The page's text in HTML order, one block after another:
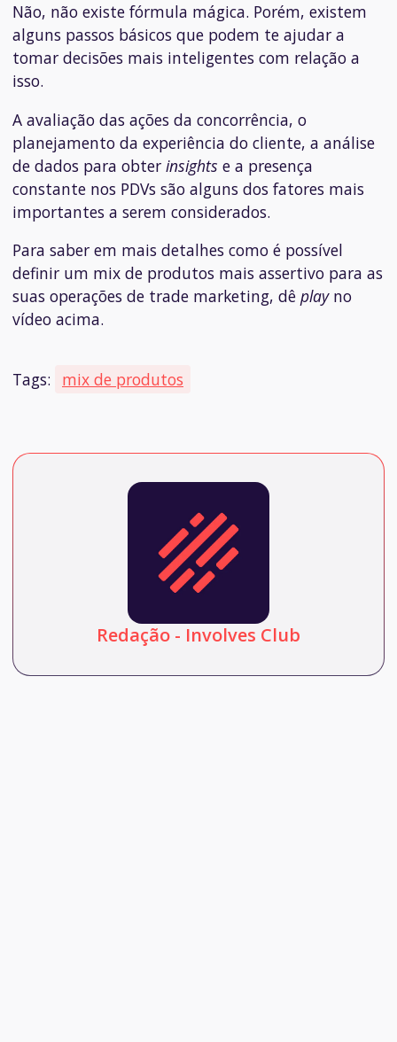
Não, não existe fórmula mágica. Porém, existem
alguns passos básicos que podem te ajudar a
tomar decisões mais inteligentes com relação a
isso.
A avaliação das ações da concorrência, o
planejamento da experiência do cliente, a análise
de dados para obter insights e a presença
constante nos PDVs são alguns dos fatores mais
importantes a serem considerados.
Para saber em mais detalhes como é possível
definir um mix de produtos mais assertivo para as
suas operações de trade marketing, dê playno
vídeo acima.
Tags: mix de produtos
Redação - Involves Club